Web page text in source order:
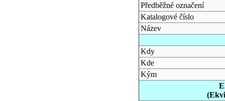
Předběžné označení
Katalogové číslo
Název
Kdy
Kde
Kým